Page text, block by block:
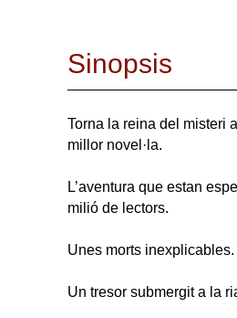
Sinopsis
Torna la reina del misteri
millor novel·la.
L’aventura que estan
milió de lectors.
Unes morts inexplicables.
Un tresor submergit a la